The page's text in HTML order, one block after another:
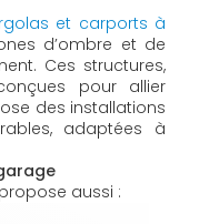
et carports à
d’ombre et de
Ces structures,
pour allier
des installations
adaptées à
aussi :